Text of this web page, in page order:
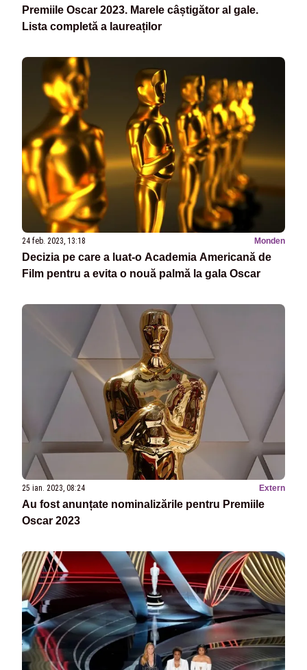
Premiile Oscar 2023. Marele câștigător al gale.
Lista completă a laureaților
24 feb. 2023, 13:18 Monden
Decizia pe care a luat-o Academia Americană de
Film pentru a evita o nouă palmă la gala Oscar
25 ian. 2023, 08:24 Extern
Au fost anunțate nominalizările pentru Premiile
Oscar 2023